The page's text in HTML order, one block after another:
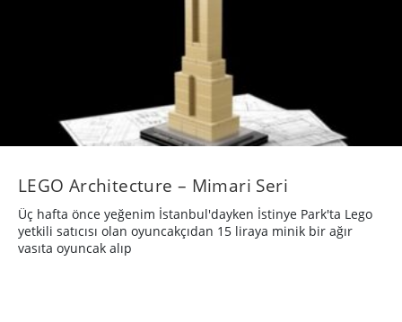
LEGO Architecture – Mimari Seri
Üç hafta önce yeğenim İstanbul'dayken İstinye Park'ta Lego
yetkili satıcısı olan oyuncakçıdan 15 liraya minik bir ağır
vasıta oyuncak alıp